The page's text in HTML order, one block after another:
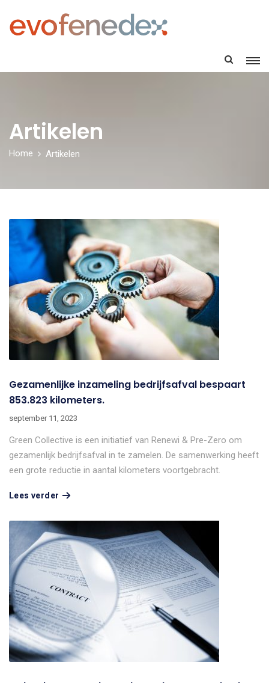
Artikelen
Home Artikelen
Gezamenlijke inzameling bedrijfsafval bespaart
853.823 kilometers.
september 11, 2023
Green Collective is een initiatief van Renewi & Pre-Zero om
gezamenlijk bedrijfsafval in te zamelen. De samenwerking heeft
een grote reductie in aantal kilometers voortgebracht.
Lees verder